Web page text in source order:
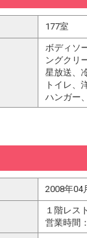
177室
ボディソ
ングクリ
星放送、
トイレ、
ハンガー
2008年04
１階レス
営業時間